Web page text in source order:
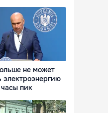
не может
электроэнергию
пик